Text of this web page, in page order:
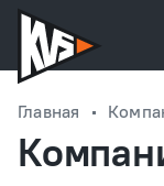
Главная